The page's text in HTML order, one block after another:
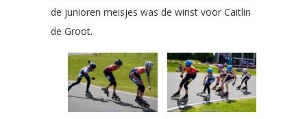
de junioren meisjes was de winst voor Caitlin
de Groot.